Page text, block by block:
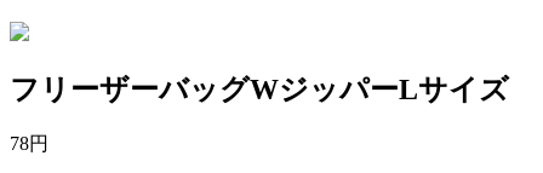
フリーザーバッグWジッパーLサイズ
78円